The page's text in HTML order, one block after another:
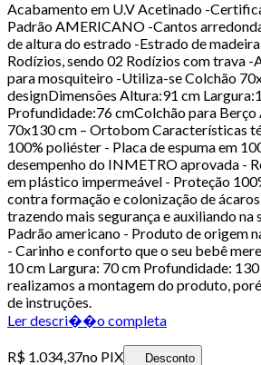
Acabamento em U.V Acetinado -
Padrão AMERICANO -Cantos
de altura do estrado -Estrado de
Rodízios, sendo 02 Rodízios com trava -
para mosquiteiro -Utiliza-se Colchão
designDimensões Altura:91 cm
Profundidade:76 cmColchão para
70x130 cm – Ortobom Características
100% poliéster - Placa de espuma em
desempenho do INMETRO aprovada -
em plástico impermeável - Proteção
contra formação e colonização de
trazendo mais segurança e auxiliando na
Padrão americano - Produto de origem
- Carinho e conforto que o seu bebê
10 cm Largura: 70 cm Profundidade:
realizamos a montagem do produto,
de instruções.
Ler descri��o completa
R$ 1.034,37no PIX Desconto